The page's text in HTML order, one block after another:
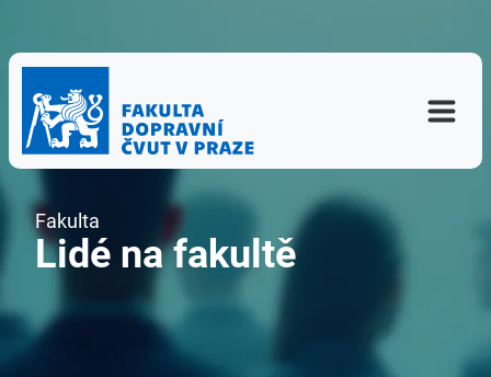
Fakulta
Lidé na fakultě